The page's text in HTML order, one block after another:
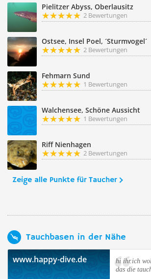
Pielitzer Abyss, Oberlausitz
2 Bewertungen
Ostsee, Insel Poel, ´Sturmvogel´
2 Bewertungen
Fehmarn Sund
1 Bewertungen
Walchensee, Schöne Aussicht
1 Bewertungen
Riff Nienhagen
2 Bewertungen
Zeige alle Punkte für Taucher
Tauchbasen in der Nähe
www.happy-dive.de
hi ihr.ich
das die